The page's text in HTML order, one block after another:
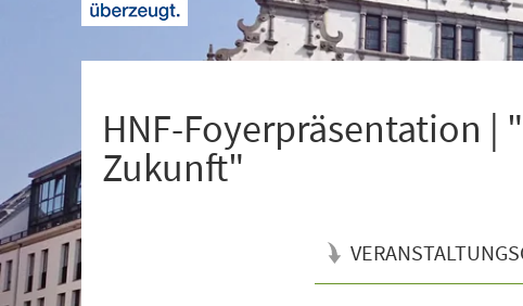
HNF-Foyerpräsentation |
Zukunft"